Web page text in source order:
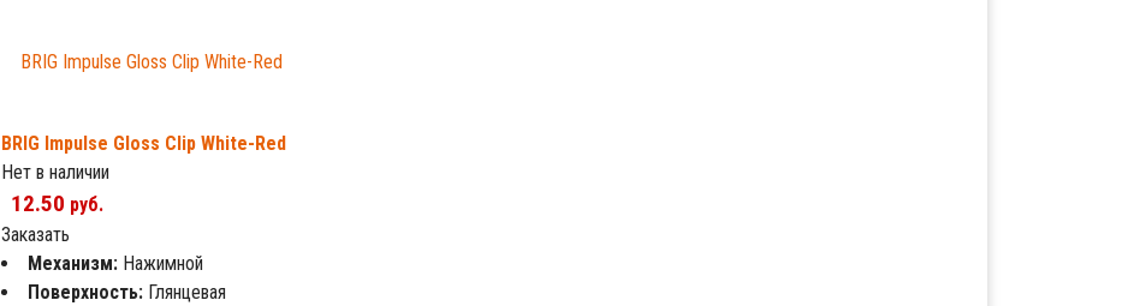
BRIG Impulse Gloss Clip White-Red
Нет в наличии
12.50 руб.
Заказать
Механизм: Нажимной
Поверхность: Глянцевая